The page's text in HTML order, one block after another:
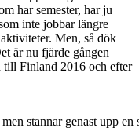
har semester, har ju
inte jobbar längre
Men, så dök
är nu fjärde gången
till Finland 2016 och efter
stannar genast upp